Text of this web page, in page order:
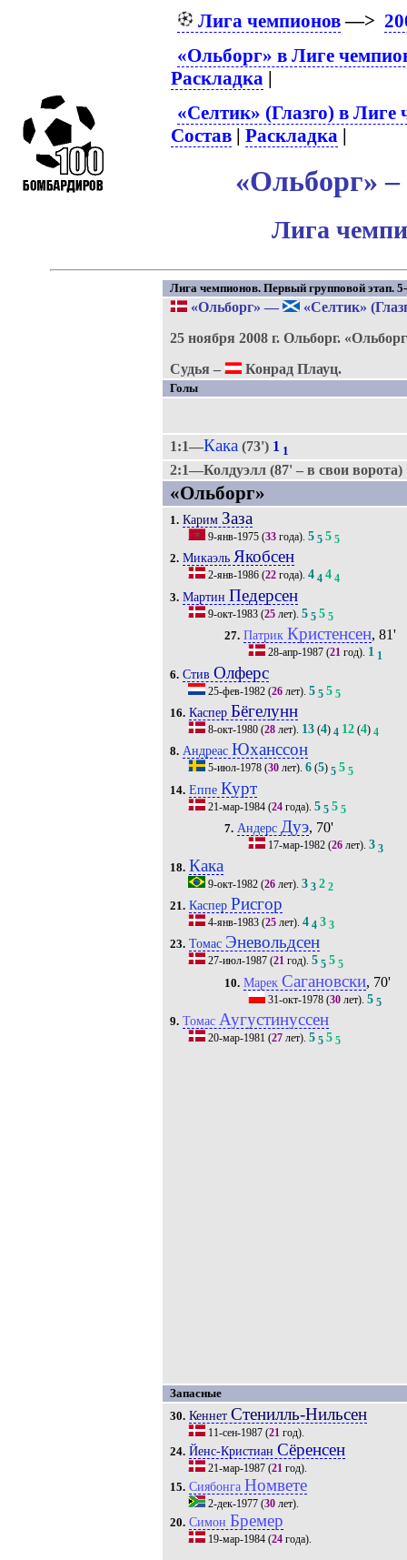
Лига чемпионов—>
«Ольборг» в Лиге
Раскладка |
«Селтик» (Глазго) в Лиге
Состав |Раскладка |
«Ольборг»
Лига
Лига чемпионов. Первый групповой этап.
«Ольборг» —
«Селтик»
25 ноября 2008 г. Ольборг.
Судья –
Конрад Плауц.
Голы
1:1—Кака (73') 1 1
2:1—Колдуэлл (87' – в свои ворота)
«Ольборг»
1. Карим Заза
9-янв-1975(33года). 5 5 5 5
2. Микаэль Якобсен
2-янв-1986(22года). 4 4 4 4
3. Мартин Педерсен
9-окт-1983(25лет). 5 5 5 5
27. Патрик Кристенсен, 81'
28-апр-1987 (21 год). 1 1
6. Стив Олферс
25-фев-1982(26лет). 5 5 5 5
16. Каспер Бёгелунн
8-окт-1980(28лет). 13(4) 4 12(4) 4
8. Андреас Юханссон
5-июл-1978(30лет). 6(5) 5 5 5
14. Еппе Курт
21-мар-1984(24года). 5 5 5 5
7. Андерс Дуэ, 70'
17-мар-1982 (26 лет).3 3
18. Кака
9-окт-1982(26лет). 3 3 2 2
21. Каспер Рисгор
4-янв-1983(25лет). 4 4 3 3
23. Томас Эневольдсен
27-июл-1987(21год). 5 5 5 5
10. Марек Сагановски, 70'
31-окт-1978 (30 лет).5 5
9. Томас Аугустинуссен
20-мар-1981 (27лет). 5 5 5 5
Запасные
30. Кеннет Стенилль-Нильсен
11-сен-1987(21год).
24. Йенс-Кристиан Сёренсен
21-мар-1987(21год).
15. Сиябонга Номвете
2-дек-1977(30лет).
20. Симон Бремер
19-мар-1984(24года).